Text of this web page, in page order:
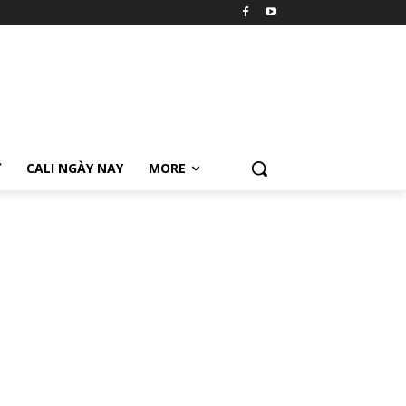
CALI NGÀY NAY MORE